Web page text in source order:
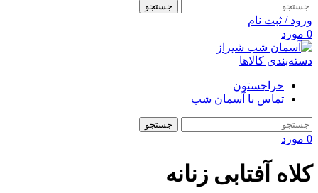
جستجو
ورود / ثبت نام
0 مورد
دسته‌بندی کالاها
حراجستون
تماس با آسمان شب
جستجو
0 مورد
کلاه آفتابی زنانه